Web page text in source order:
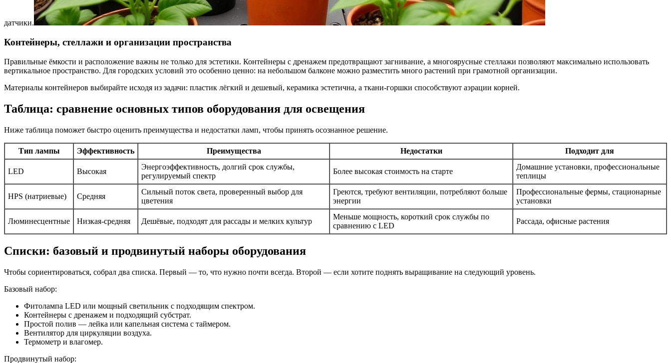
датчики.
Контейнеры, стеллажи и организации пространства
Правильные ёмкости и расположение важны не только для эстетики. Контейнеры с дренажем предотвращают загнивание, а многоярусные стеллажи позволяют максимально использовать
вертикальное пространство. Для городских условий это особенно ценно: на небольшом балконе можно разместить много растений при грамотной организации.
Материалы контейнеров выбирайте исходя из задачи: пластик лёгкий и дешевый, керамика эстетична, а ткани-горшки способствуют аэрации корней.
Таблица: сравнение основных типов оборудования для освещения
Ниже таблица поможет быстро оценить преимущества и недостатки ламп, чтобы принять осознанное решение.
Тип лампы Эффективность Преимущества Недостатки Подходит для
LED Высокая
Энергоэффективность, долгий срок службы,
регулируемый спектр
Более высокая стоимость на старте
Домашние установки, профессиональные
теплицы
HPS (натриевые) Средняя
Сильный поток света, проверенный выбор для
цветения
Греются, требуют вентиляции, потребляют больше
энергии
Профессиональные фермы, стационарные
установки
Люминесцентные Низкая-средняя Дешёвые, подходят для рассады и мелких культур
Меньше мощность, короткий срок службы по
сравнению с LED
Рассада, офисные растения
Списки: базовый и продвинутый наборы оборудования
Чтобы сориентироваться, собрал два списка. Первый — то, что нужно почти всегда. Второй — если хотите поднять выращивание на следующий уровень.
Базовый набор:
Фитолампа LED или мощный светильник с подходящим спектром.
Контейнеры с дренажем и подходящий субстрат.
Простой полив — лейка или капельная система с таймером.
Вентилятор для циркуляции воздуха.
Термометр и влагомер.
Продвинутый набор: